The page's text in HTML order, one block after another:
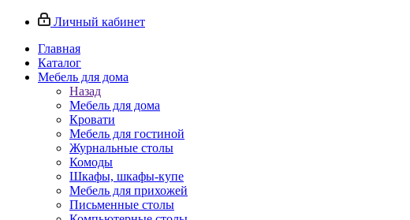
Личный кабинет
Главная
Каталог
Мебель для дома
Назад
Мебель для дома
Кровати
Мебель для гостиной
Журнальные столы
Комоды
Шкафы, шкафы-купе
Мебель для прихожей
Письменные столы